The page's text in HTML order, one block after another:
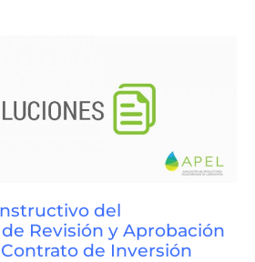
del
Revisión y Aprobación
de Inversión